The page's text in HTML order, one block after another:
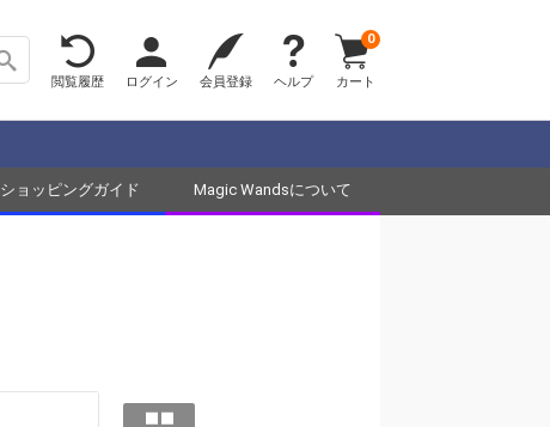
閲覧履歴 ログイン 会員登録 ヘルプ カート
0
ショッピングガイド Magic Wandsについて